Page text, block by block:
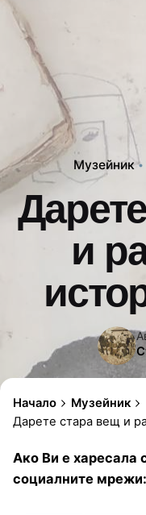
Музейник
и
Начало
Музейник
Дарете стара вещ и
Ако Ви е харесала
социалните мрежи: